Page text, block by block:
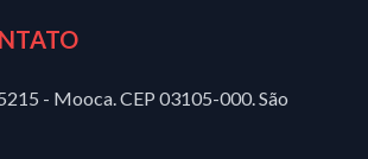
- Mooca. CEP 03105-000. São